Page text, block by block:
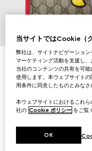
/5
〔チルドレンズ〕プ
￥185,900
（税込）
バリエーションベージュ＆ブ
当サイトではCookie（
弊社は、サイトナビゲーショ
マーケティング活動を支援し
当社のコンテンツの共有を可
使用します。本ウェブサイト
用条件に同意したものとみなさ
本ウェブサイトにおけるこれ
社の Cookie ポリシー をご覧
OK